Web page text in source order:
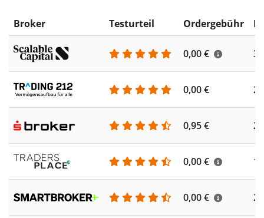
Broker Testurteil Ordergebühr
0,00 €
0,00 €
0,95 €
0,00 €
0,00 €